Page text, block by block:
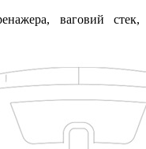
ваговий стек,